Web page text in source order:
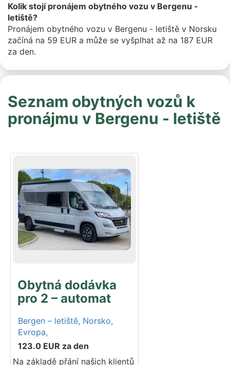
Kolik stojí pronájem obytného vozu v Bergenu -
letiště?
Pronájem obytného vozu v Bergenu - letiště v Norsku
začíná na 59 EUR a může se vyšplhat až na 187 EUR
za den.
Seznam obytných vozů k
pronájmu v Bergenu - letiště
Obytná dodávka
pro 2 – automat
Bergen – letiště, Norsko,
Evropa,
123.0 EUR za den
Na základě přání našich klientů